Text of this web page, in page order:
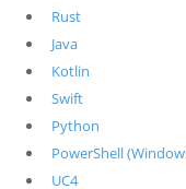
Rust
Java
Kotlin
Swift
Python
PowerShell
UC4